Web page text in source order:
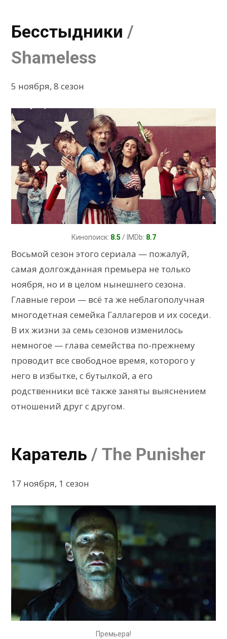
Бесстыдники /
Shameless
5 ноября, 8 сезон
Кинопоиск: 8.5 / IMDb: 8.7
Восьмой сезон этого сериала — пожалуй,
самая долгожданная премьера не только
ноября, но и в целом нынешнего сезона.
Главные герои — всё та же неблагополучная
многодетная семейка Галлагеров и их соседи.
В их жизни за семь сезонов изменилось
немногое — глава семейства по-прежнему
проводит все свободное время, которого у
него в избытке, с бутылкой, а его
родственники всё также заняты выяснением
отношений друг с другом.
Каратель / The Punisher
17 ноября, 1 сезон
Премьера!